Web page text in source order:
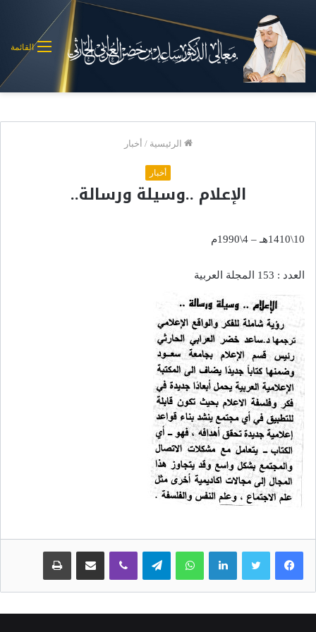
القائمة
الرئيسية / أخبار
أخبار
الإعلام ..وسيلة ورسالة..
10\1410هـ – 4\1990م
العدد : 153 المجلة العربية
لينكدإن واتساب تيلقرام